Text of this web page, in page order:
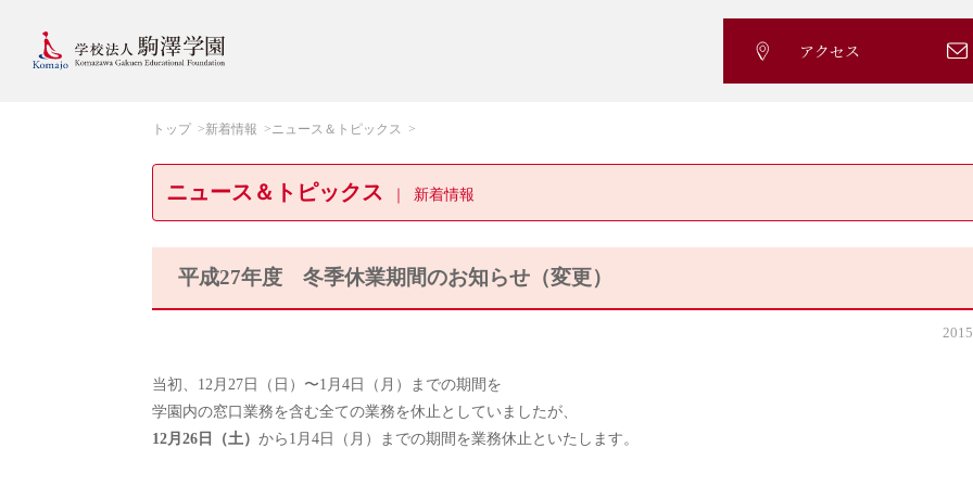
アクセス
トップ 新着情報 ニュース＆トピックス
ニュース＆トピックス 新着情報
平成27年度 冬季休業期間のお知らせ（変更）
当初、12月27日（日）〜1月4日（月）までの期間を
学園内の窓口業務を含む全ての業務を休止としていましたが、
12月26日（土） から1月4日（月）までの期間を業務休止といたします。